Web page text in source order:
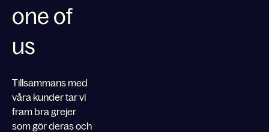
one of
us
Tillsammans med
våra kunder tar vi
fram bra grejer
som gör deras och